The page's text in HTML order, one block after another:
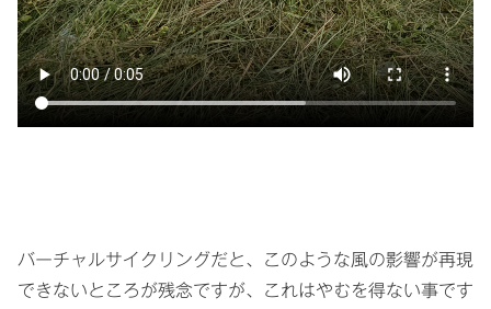
バーチャルサイクリングだと、このような風の影響が再現
できないところが残念ですが、これはやむを得ない事です